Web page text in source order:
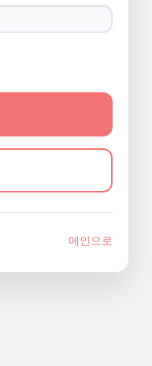
메인으로